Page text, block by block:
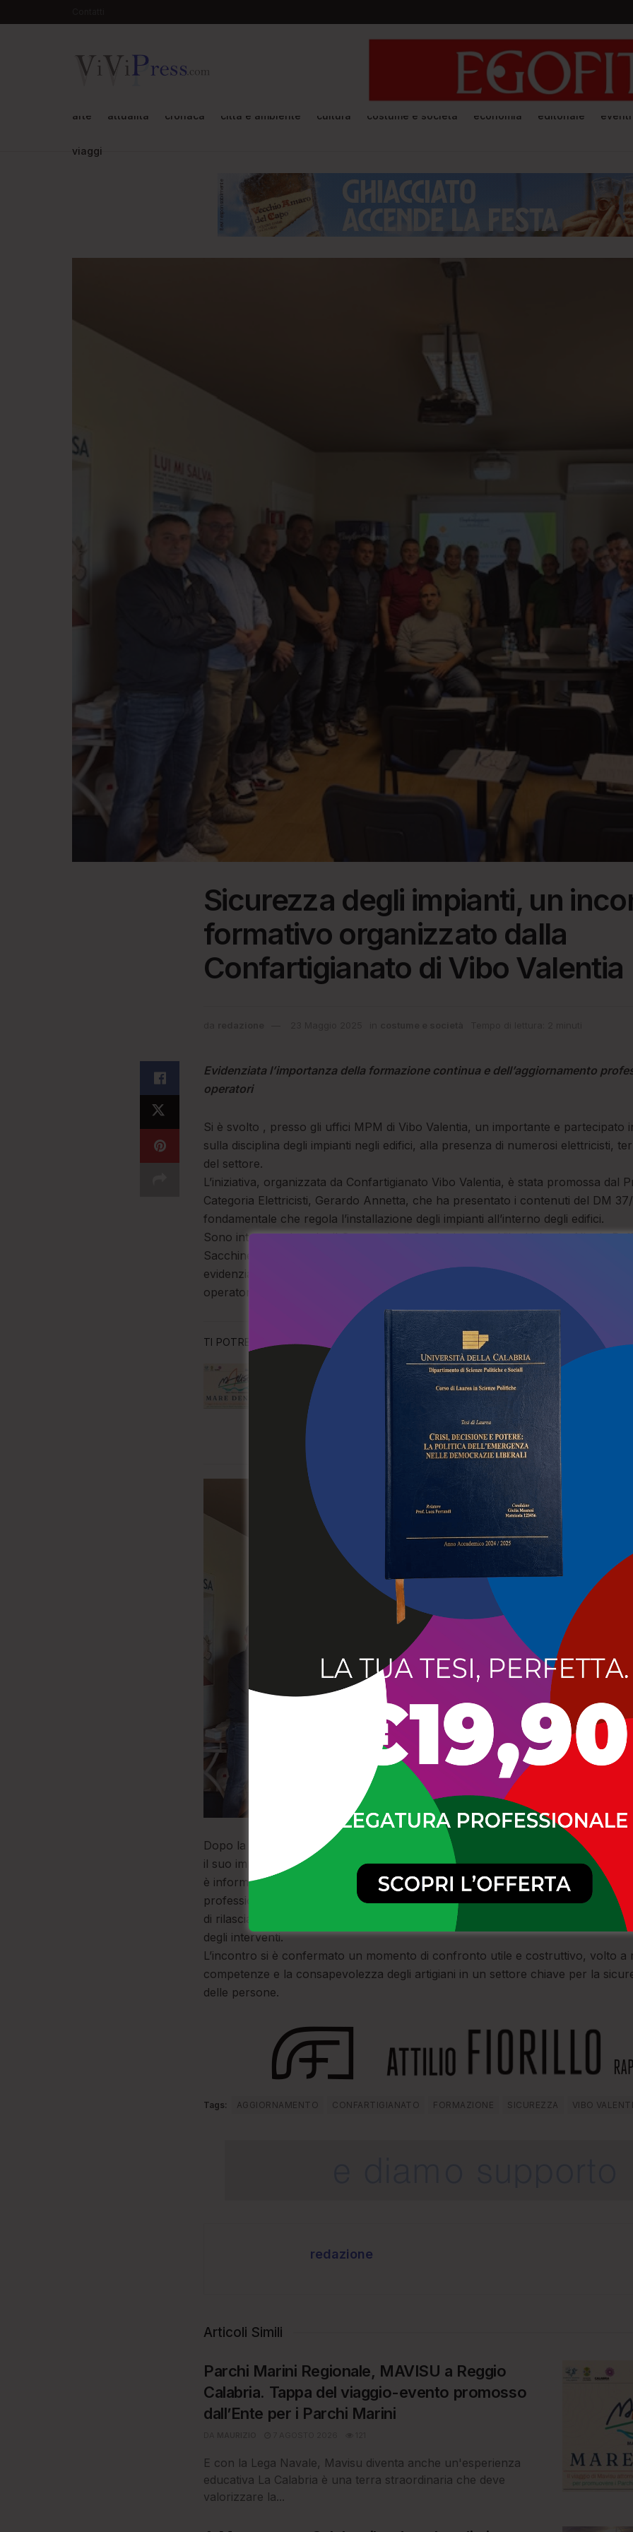
arte attualità cronaca città e ambiente cultura costume e società economia editoriale eventi
viaggi
Sicurezza degli impianti, un
formativo organizzato dalla
Confartigianato di Vibo Valentia
Evidenziata l’importanza della formazione continua e dell’aggiornamento
operatori
Si è svolto , presso gli uffici MPM di Vibo Valentia, un importante e partecipato
sulla disciplina degli impianti negli edifici, alla presenza di numerosi elettricisti,
del settore.
L’iniziativa, organizzata da Confartigianato Vibo Valentia, è stata promossa dal
Categoria Elettricisti, Gerardo Annetta, che ha presentato i contenuti del DM
fondamentale che regola l’installazione degli impianti all’interno degli edifici.
Sono intervenuti anche il Segretario di Confartigianato Vibo Valentia, Nicola
Sacchinelli, esperto del settore, i quali hanno approfondito gli aspetti tecnici e
evidenziando l’importanza della formazione continua e dell’aggiornamento
operatori.
TI POTREBBE ANCHE PIACERE
Parchi Marini Regionale, MAVISU
a Reggio Calabria. Tappa del
viaggio-evento promosso
dall’Ente per i Parchi Marini
7 AGOSTO 2026
A
Dopo la recente costituzione di numerose categorie artigiane, Confartigianato
il suo impegno a favore degli artigiani, promuovendo un corso specifico sul DM
è informare e sensibilizzare gli operatori sull’importanza della sicurezza sul
professionisti stessi che per i clienti e i cittadini. È stato inoltre ribadito l’obbligo,
di rilasciare le dichiarazioni di conformità per i lavori eseguiti, a garanzia della
degli interventi.
L’incontro si è confermato un momento di confronto utile e costruttivo, volto a
competenze e la consapevolezza degli artigiani in un settore chiave per la
delle persone.
Tags: AGGIORNAMENTO CONFARTIGIANATO FORMAZIONE SICUREZZA VIBO
redazione
Articoli Simili
Parchi Marini Regionale, MAVISU a Reggio
Calabria. Tappa del viaggio-evento promosso
dall’Ente per i Parchi Marini
E con la Lega Navale, Mavisu diventa anche un'esperienza
educativa La Calabria è una terra straordinaria che deve
valorizzare la...